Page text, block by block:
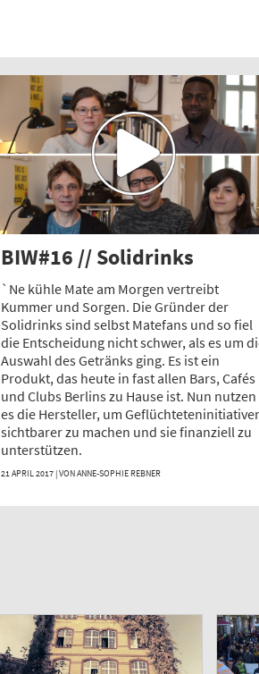
BIW#16 // Solidrinks
`Ne kühle Mate am Morgen vertreibt
Kummer und Sorgen. Die Gründer der
Solidrinks sind selbst Matefans und so fiel
die Entscheidung nicht schwer, als es um
Auswahl des Getränks ging. Es ist ein
Produkt, das heute in fast allen Bars, Cafés
und Clubs Berlins zu Hause ist. Nun nutzen
es die Hersteller, um
sichtbarer zu machen und sie finanziell zu
unterstützen.
21 APRIL 2017 | VONANNE-SOPHIE REBNER